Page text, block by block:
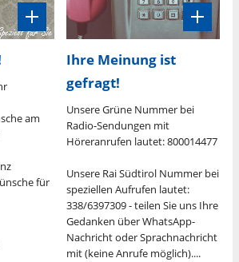
am
für
Ihre Meinung ist
gefragt!
Unsere Grüne Nummer bei
Radio-Sendungen mit
Höreranrufen lautet: 800014477
Unsere Rai Südtirol Nummer bei
speziellen Aufrufen lautet:
338/6397309 - teilen Sie uns Ihre
Gedanken über WhatsApp-
Nachricht oder Sprachnachricht
mit (keine Anrufe möglich)....